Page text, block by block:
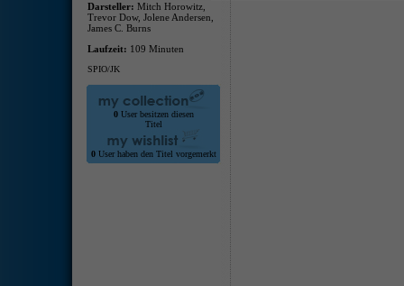
Darsteller: Mitch Horowitz,
Trevor Dow, Jolene Andersen,
James C. Burns
Laufzeit: 109 Minuten
SPIO/JK
0User besitzen diesen
Titel
0User haben den Titel vorgemerkt